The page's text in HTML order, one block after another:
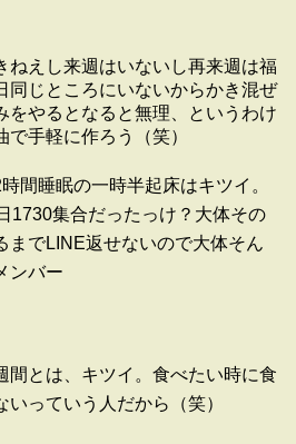
ねえし来週はいないし再来週は福
同じところにいないからかき混ぜ
をやるとなると無理、というわけ
手軽に作ろう（笑）
間睡眠の一時半起床はキツイ。
1730集合だったっけ？大体その
までLINE返せないので大体そん
ンバー
間とは、キツイ。食べたい時に食
っていう人だから（笑）